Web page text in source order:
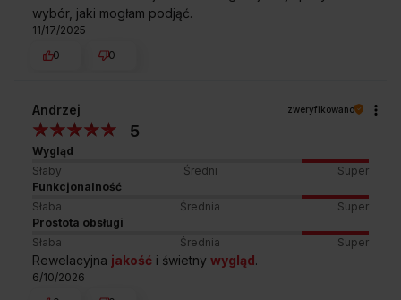
Dzięki gładkiej powierzchni wykonanej
z hartowanego szkła, usunięcie wszelkich
Zabezpieczenie przeciwwypływowe gazu
specjalny zawór automatycznie odetnie dopływ
gazu, gwarantując bezpieczeństwo.
Sprawdź wymiary płyty
wybór, jaki mogłam podjąć.
11/17/2025
0
0
Andrzej zweryfikowano
5
Wygląd
Słaby
Średni
Super
Funkcjonalność
Słaba
Średnia
Super
Prostota obsługi
Słaba
Średnia Super
Rewelacyjna jakość i świetny wygląd.
6/10/2026